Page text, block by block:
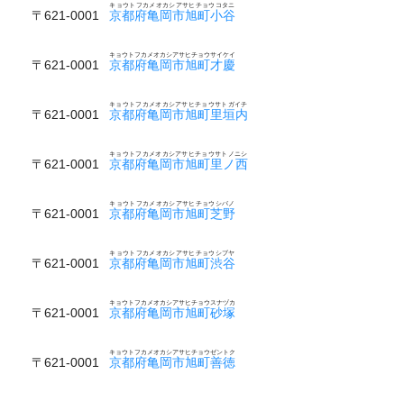
〒621-0001 京都府亀岡市旭町小谷
キョウトフカメオカシアサヒチョウコタニ
〒621-0001 京都府亀岡市旭町才慶
キョウトフカメオカシアサヒチョウサイケイ
〒621-0001 京都府亀岡市旭町里垣内
キョウトフカメオカシアサヒチョウサトガイチ
〒621-0001 京都府亀岡市旭町里ノ西
キョウトフカメオカシアサヒチョウサトノニシ
〒621-0001 京都府亀岡市旭町芝野
キョウトフカメオカシアサヒチョウシバノ
〒621-0001 京都府亀岡市旭町渋谷
キョウトフカメオカシアサヒチョウシブヤ
〒621-0001 京都府亀岡市旭町砂塚
キョウトフカメオカシアサヒチョウスナヅカ
〒621-0001 京都府亀岡市旭町善徳
キョウトフカメオカシアサヒチョウゼントク